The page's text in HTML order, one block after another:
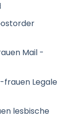
Mail -
Legale
lesbische